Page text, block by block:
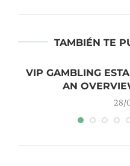
TAMBIÉN TE
VIP GAMBLING
AN
28/